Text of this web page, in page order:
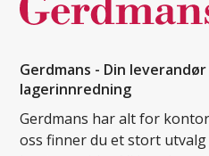
Gerdmans - Din
lagerinnredning
Gerdmans har alt for
oss finner du et stort utvalg